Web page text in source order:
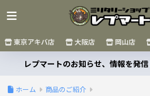
東京アキバ店 大阪店 岡山店
レプマートのお知らせ、情報を発信
ホーム 商品のご紹介